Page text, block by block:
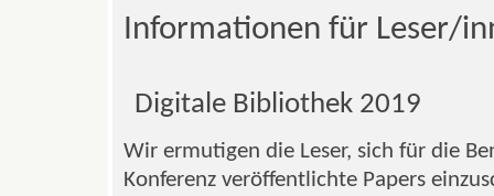
Informationen für Leser/
Digitale Bibliothek 2019
Wir ermutigen die Leser, sich für die
Konferenz veröffentlichte Papers